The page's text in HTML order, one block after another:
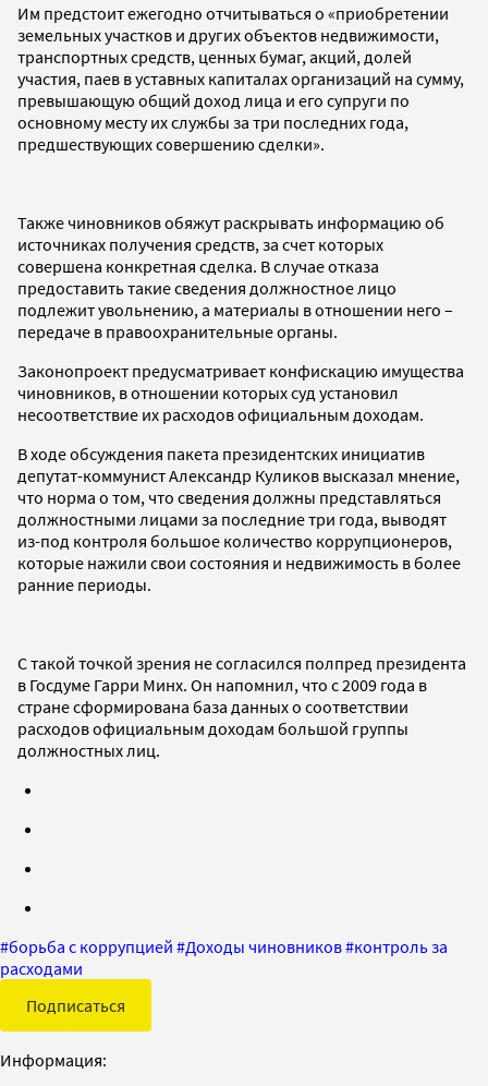
Им предстоит ежегодно отчитываться о «приобретении
земельных участков и других объектов недвижимости,
транспортных средств, ценных бумаг, акций, долей
участия, паев в уставных капиталах организаций на сумму,
превышающую общий доход лица и его супруги по
основному месту их службы за три последних года,
предшествующих совершению сделки».
Также чиновников обяжут раскрывать информацию об
источниках получения средств, за счет которых
совершена конкретная сделка. В случае отказа
предоставить такие сведения должностное лицо
подлежит увольнению, а материалы в отношении него –
передаче в правоохранительные органы.
Законопроект предусматривает конфискацию имущества
чиновников, в отношении которых суд установил
несоответствие их расходов официальным доходам.
В ходе обсуждения пакета президентских инициатив
депутат-коммунист Александр Куликов высказал мнение,
что норма о том, что сведения должны представляться
должностными лицами за последние три года, выводят
из-под контроля большое количество коррупционеров,
которые нажили свои состояния и недвижимость в более
ранние периоды.
С такой точкой зрения не согласился полпред президента
в Госдуме Гарри Минх. Он напомнил, что с 2009 года в
стране сформирована база данных о соответствии
расходов официальным доходам большой группы
должностных лиц.
#борьба с коррупцией #Доходы чиновников#контроль за
расходами
Подписаться
Информация: